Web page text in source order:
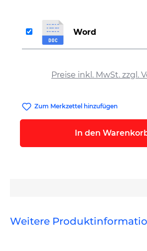
Preise inkl. MwSt. zzgl.
Word
Zum Merkzettel hinzufügen
In den
Weitere